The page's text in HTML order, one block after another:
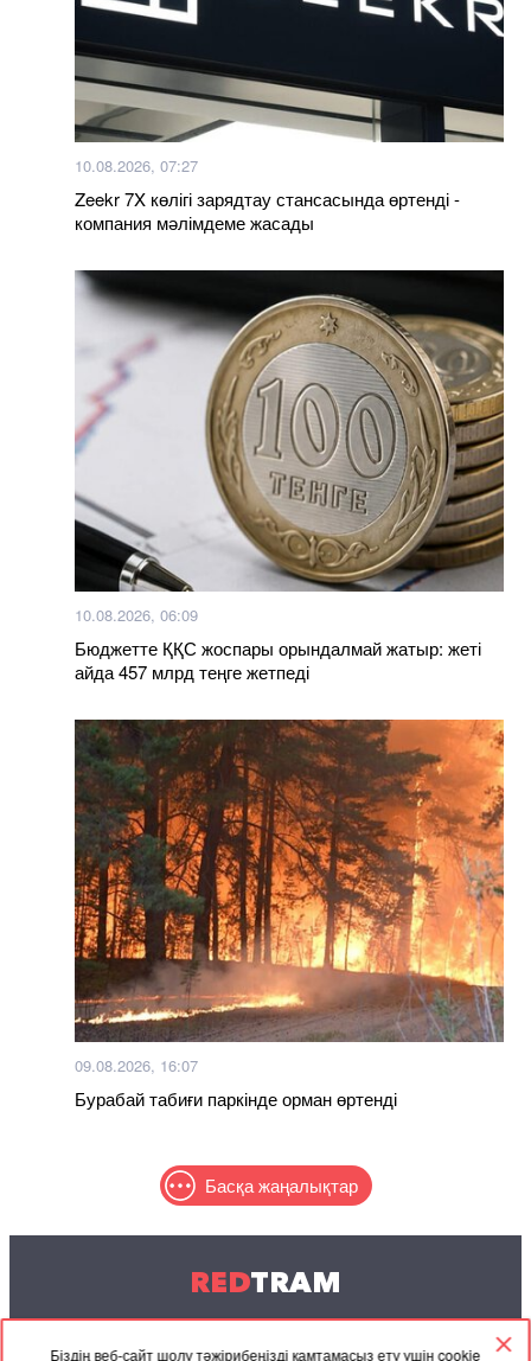
Біздің веб-сайт шолу тәжірибеңізді қамтамасыз ету үшін cookie
10.08.2026, 07:27
Zeekr 7X көлігі зарядтау стансасында өртенді -
компания мәлімдеме жасады
10.08.2026, 06:09
Бюджетте ҚҚС жоспары орындалмай жатыр: жеті
айда 457 млрд теңге жетпеді
09.08.2026, 16:07
Бурабай табиғи паркінде орман өртенді
Басқа жаңалықтар
REDTRAM
© 2004-2026 Redtram, Ltd.